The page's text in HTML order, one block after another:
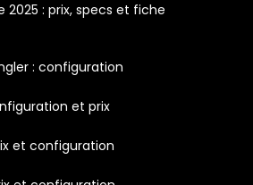
2025 : prix, specs et fiche
: configuration
et prix
et configuration